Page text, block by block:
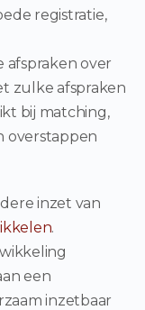
registratie,
afspraken over
zulke afspraken
bij matching,
overstappen
inzet van
.
een
inzetbaar